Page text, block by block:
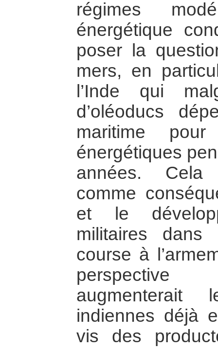
régimes
énergétique
poser la
mers, en
l’Inde qui
d’oléoducs
maritime
énergétiques
années. Cela
comme
et le
militaires
course à
augmenterait
indiennes déjà
vis des